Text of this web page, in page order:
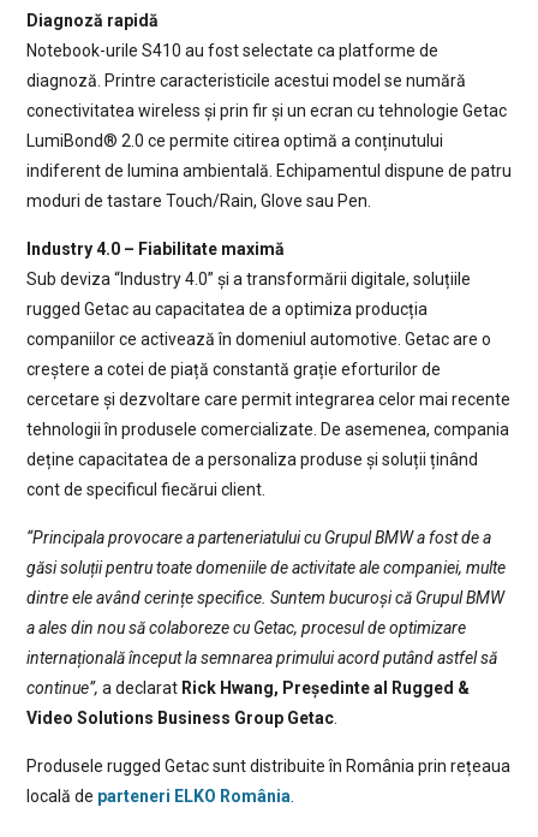
Diagnoză rapidă
Notebook-urile S410 au fost selectate ca platforme de
diagnoză. Printre caracteristicile acestui model se numără
conectivitatea wireless și prin fir și un ecran cu tehnologie Getac
LumiBond® 2.0 ce permite citirea optimă a conținutului
indiferent de lumina ambientală. Echipamentul dispune de patru
moduri de tastare Touch/Rain, Glove sau Pen.
Industry 4.0 – Fiabilitate maximă
Sub deviza “Industry 4.0” și a transformării digitale, soluțiile
rugged Getac au capacitatea de a optimiza producția
companiilor ce activează în domeniul automotive. Getac are o
creștere a cotei de piață constantă grație eforturilor de
cercetare și dezvoltare care permit integrarea celor mai recente
tehnologii în produsele comercializate. De asemenea, compania
deține capacitatea de a personaliza produse și soluții ținând
cont de specificul fiecărui client.
“Principala provocare a parteneriatului cu Grupul BMW a fost de a
găsi soluții pentru toate domeniile de activitate ale companiei, multe
dintre ele având cerințe specifice. Suntem bucuroși că Grupul BMW
a ales din nou să colaboreze cu Getac, procesul de optimizare
internațională început la semnarea primului acord putând astfel să
continue”, a declarat Rick Hwang, Președinte al Rugged &
Video Solutions Business Group Getac.
Produsele rugged Getac sunt distribuite în România prin rețeaua
locală de parteneri ELKO România